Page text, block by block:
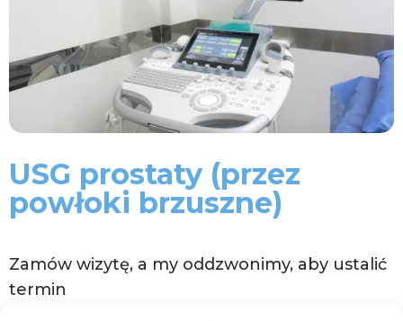
USG prostaty (przez
powłoki brzuszne)
Zamów wizytę, a my oddzwonimy, aby ustalić
termin